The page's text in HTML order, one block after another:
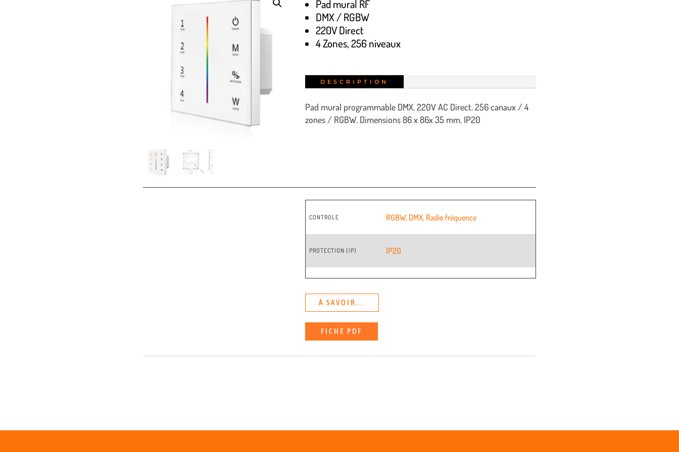
Pad mural RF
DMX / RGBW
220V Direct
4 Zones, 256 niveaux
DESCRIPTION
Pad mural programmable DMX. 220V AC Direct. 256 canaux / 4
zones / RGBW. Dimensions 86 x 86x 35 mm. IP20
CONTROLE RGBW, DMX, Radio fréquence
PROTECTION (IP) IP20
À SAVOIR...
FICHE PDF